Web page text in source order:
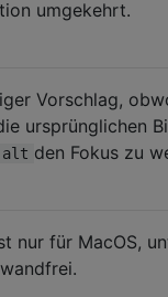
umgekehrt.
Vorschlag,
ursprünglichen
alt den Fokus zu
nur für MacOS,